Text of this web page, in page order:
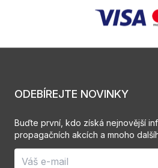
ODEBÍREJTE NOVINKY
Buďte první, kdo získá nejnovější
propagačních akcích a mnoho